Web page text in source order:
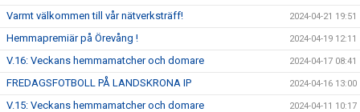
Varmt välkommen till vår nätverksträff! 2024-04-21 19:51
Hemmapremiär på Örevång ! 2024-04-19 12:11
V.16: Veckans hemmamatcher och domare 2024-04-17 08:41
FREDAGSFOTBOLL PÅ LANDSKRONA IP 2024-04-16 13:00
V.15: Veckans hemmamatcher och domare 2024-04-11 10:17